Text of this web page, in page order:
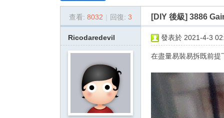
en
o
查看: 8032 | 回復: 3 [DIY 後級] 3886
Ricodaredevil 發表於 2021-4-3
在盡量易裝易拆既前提